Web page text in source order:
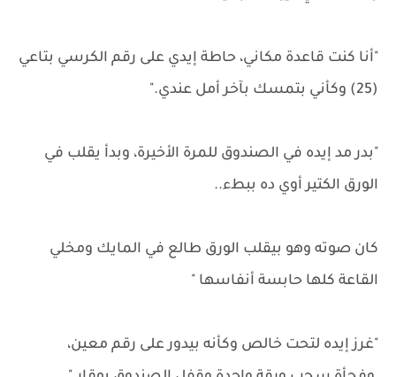
"أنا كنت قاعدة مكاني، حاطة إيدي على رقم الكرسي بتاعي
(25) وكأني بتمسك بآخر أمل عندي."
"بدر مد إيده في الصندوق للمرة الأخيرة، وبدأ يقلب في
الورق الكتير أوي ده ببطء..
كان صوته وهو بيقلب الورق طالع في المايك ومخلي
القاعة كلها حابسة أنفاسها "
"غرز إيده لتحت خالص وكأنه بيدور على رقم معين،